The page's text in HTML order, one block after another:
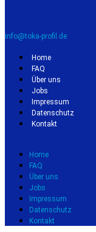
info@toka-profil.de
Home
FAQ
Über uns
Jobs
Impressum
Datenschutz
Kontakt
Home
FAQ
Über uns
Jobs
Impressum
Datenschutz
Kontakt